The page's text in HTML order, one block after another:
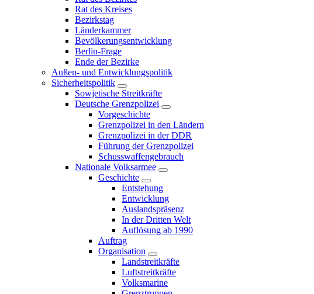
Rat des Kreises
Bezirkstag
Länderkammer
Bevölkerungsentwicklung
Berlin-Frage
Ende der Bezirke
Außen- und Entwicklungspolitik
Sicherheitspolitik
Sowjetische Streitkräfte
Deutsche Grenzpolizei
Vorgeschichte
Grenzpolizei in den Ländern
Grenzpolizei in der DDR
Führung der Grenzpolizei
Schusswaffengebrauch
Nationale Volksarmee
Geschichte
Entstehung
Entwicklung
Auslandspräsenz
In der Dritten Welt
Auflösung ab 1990
Auftrag
Organisation
Landstreitkräfte
Luftstreitkräfte
Volksmarine